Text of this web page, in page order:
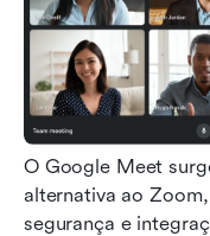
O Google Meet
alternativa ao
segurança e